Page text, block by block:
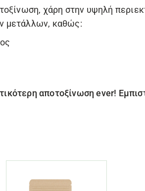
χάρη στην υψηλή
μετάλλων, καθώς:
αποτοξίνωση ever!